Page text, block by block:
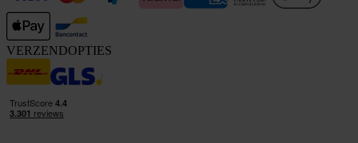
VERZENDOPTIES